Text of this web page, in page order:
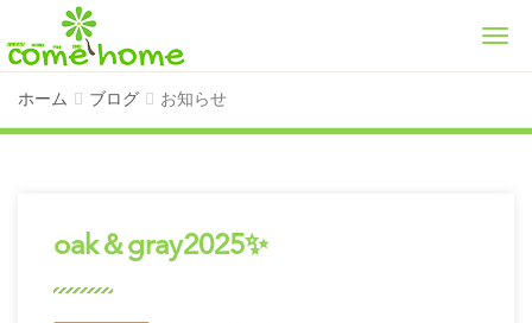
ホーム ブログ お知らせ
oak＆gray2025✨